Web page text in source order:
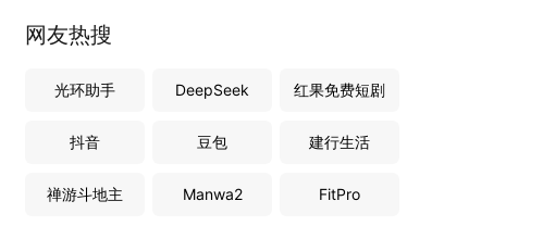
网友热搜
光环助手 DeepSeek 红果免费短剧
抖音 豆包 建行生活
禅游斗地主 Manwa2 FitPro